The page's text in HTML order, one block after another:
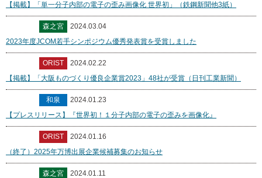
【掲載】「単一分子内部の電子の歪み画像化 世界初」（鉄鋼新聞他3紙）
森之宮
2024.03.04
2023年度JCOM若手シンポジウム優秀発表賞を受賞しました
ORIST
2024.02.22
【掲載】「大阪ものづくり優良企業賞2023」48社が受賞（日刊工業新聞）
和泉
2024.01.23
【プレスリリース】『世界初！１分子内部の電子の歪みを画像化』
ORIST
2024.01.16
（終了）2025年万博出展企業候補募集のお知らせ
森之宮
2024.01.11